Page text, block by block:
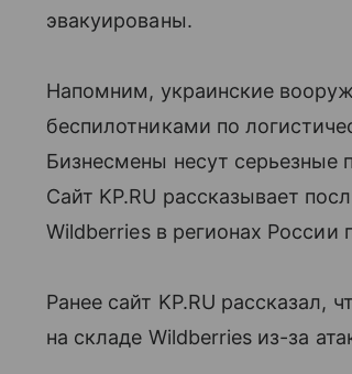
эвакуированы.
Напомним, украинские
беспилотниками по
Бизнесмены несут серьезные
Сайт KP.RU рассказывает
Wildberries в регионах России
Ранее сайт KP.RU рассказал,
на складе Wildberries из-за